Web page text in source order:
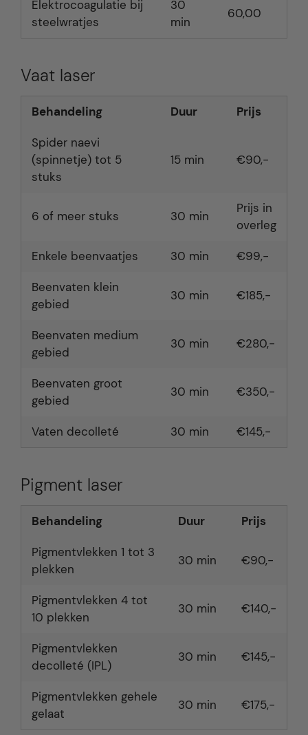
Elektrocoagulatie bij
steelwratjes
30
min
60,00
Vaat laser
Behandeling Duur Prijs
Spider naevi
(spinnetje) tot 5
stuks
15 min €90,-
6 of meer stuks 30 min
Prijs in
overleg
Enkele beenvaatjes 30 min €99,-
Beenvaten klein
gebied
30 min €185,-
Beenvaten medium
gebied
30 min €280,-
Beenvaten groot
gebied
30 min €350,-
Vaten decolleté 30 min €145,-
Pigment laser
Behandeling Duur Prijs
Pigmentvlekken 1 tot 3
plekken
30 min €90,-
Pigmentvlekken 4 tot
10 plekken
30 min €140,-
Pigmentvlekken
decolleté (IPL)
30 min €145,-
Pigmentvlekken gehele
gelaat
30 min €175,-